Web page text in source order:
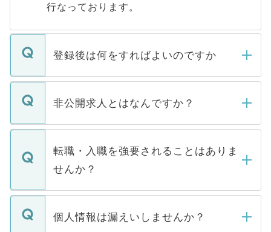
行なっております。
登録後は何をすればよいのですか
ご登録いただきましたら、弊社担当者がご
登録内容を確認し、その後メールもしくは
ます。通常、5営業日以内にはご連絡をせて
いただきますので、しばらくお待ちくださ
非公開求人とはなんですか？
マイナビDOCTORで取り扱っている求人の
うち約3割は、Webサイトからご覧いただ
けない「非公開求人」です。非公開求人は
下記の理由によって、一般には公開してい
ません。
■応募殺到を避けるため 人気のある医療機
転職・入職を強要されることはありま
せんか？
転職・入職を強要することは一切ありませ
ん。また、仮に応募先から内定をいただい
個人情報は漏えいしませんか？